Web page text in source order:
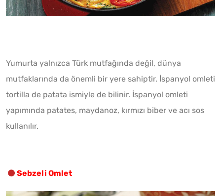
Yumurta yalnızca Türk mutfağında değil, dünya
mutfaklarında da önemli bir yere sahiptir. İspanyol omleti
tortilla de patata ismiyle de bilinir. İspanyol omleti
yapımında patates, maydanoz, kırmızı biber ve acı sos
kullanılır.
Sebzeli Omlet